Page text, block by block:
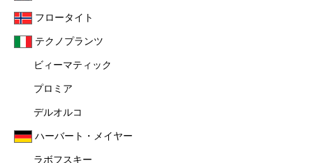
フロータイト
テクノプランツ
ビィーマティック
プロミア
デルオルコ
ハーバート・メイヤー
ラボフスキー